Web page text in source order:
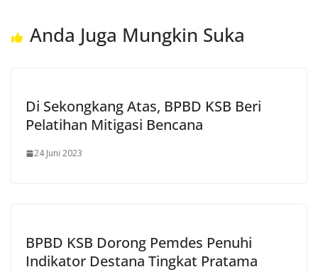
Anda Juga Mungkin Suka
Di Sekongkang Atas, BPBD KSB Beri
Pelatihan Mitigasi Bencana
24 Juni 2023
BPBD KSB Dorong Pemdes Penuhi
Indikator Destana Tingkat Pratama